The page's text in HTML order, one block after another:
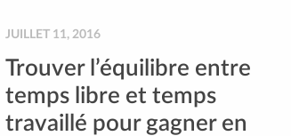
JUILLET 11, 2016
Trouver l’équilibre entre
temps libre et temps
travaillé pour gagner en